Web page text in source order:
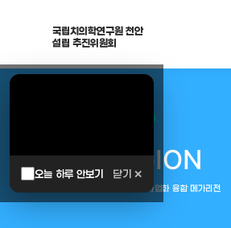
국립치의학연구원 천안
설립 추진위원회
오늘 하루 안보기 닫기 ✕
대한민국은 두번이나 약속하였습니다.
MEGAREGION
중부권 전체를 잇는 연구–임상–평가–사업화 융합 메가리전